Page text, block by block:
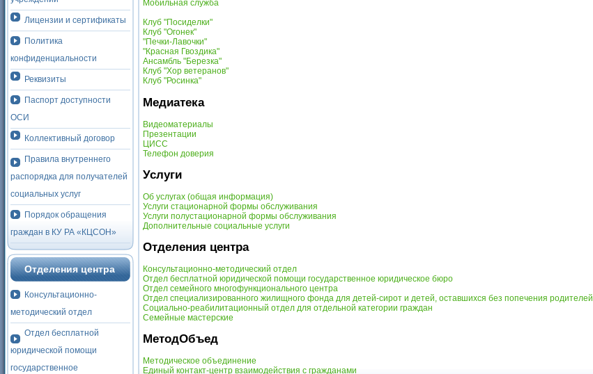
Лицензии и сертификаты
Политика
конфиденциальности
Реквизиты
Паспорт доступности
ОСИ
Коллективный договор
Правила внутреннего
распорядка для получателей
социальных услуг
Порядок обращения
граждан в КУ РА «КЦСОН»
Отделения центра
Консультационно-
методический отдел
Отдел бесплатной
юридической помощи
государственное
Мобильная служба
Клуб "Посиделки"
Клуб "Огонек"
"Печки-Лавочки"
"Красная Гвоздика"
Ансамбль "Березка"
Клуб "Хор ветеранов"
Клуб "Росинка"
Медиатека
Видеоматериалы
Презентации
ЦИСС
Телефон доверия
Услуги
Об услугах (общая информация)
Услуги стационарной формы обслуживания
Услуги полустационарной формы обслуживания
Дополнительные социальные услуги
Отделения центра
Консультационно-методический отдел
Отдел бесплатной юридической помощи государственное юридическое бюро
Отдел семейного многофункционального центра
Отдел специализированного жилищного фонда для детей-сирот и детей, оставшихся без попечения родителей
Социально-реабилитационный отдел для отдельной категории граждан
Семейные мастерские
МетодОбъед
Методическое объединение
Единый контакт-центр взаимодействия с гражданами